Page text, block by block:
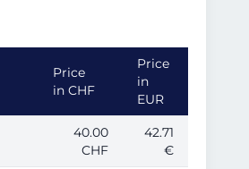
Price
in CHF
Price
in
EUR
40.00
CHF
42.71
€